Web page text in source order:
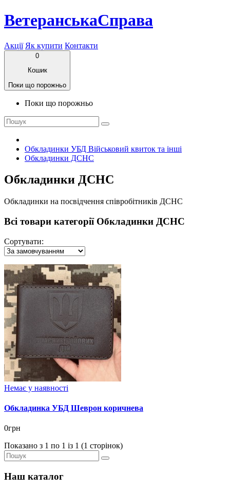
ВетеранськаСправа
Акції Як купити Контакти
0
Кошик
Поки що порожньо
Поки що порожньо
Обкладинки УБД Військовий квиток та інші
Обкладинки ДСНС
Обкладинки ДСНС
Обкладинки на посвідчення співробітників ДСНС
Всі товари категорії Обкладинки ДСНС
Сортувати:
Немає у наявності
Обкладинка УБД Шеврон коричнева
0грн
Показано з 1 по 1 із 1 (1 сторінок)
Наш каталог